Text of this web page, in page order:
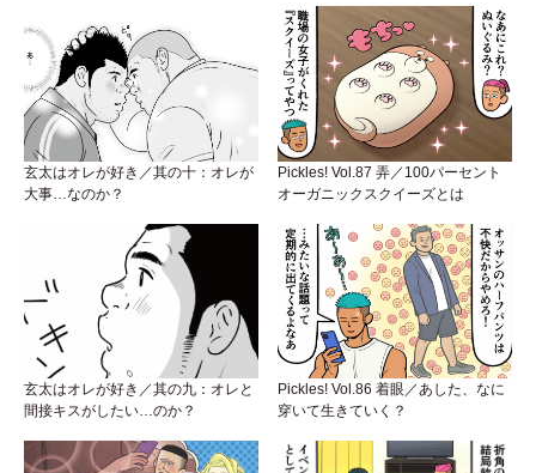
玄太はオレが好き／其の十：オレが
大事…なのか？
Pickles! Vol.87 弄／100パーセント
オーガニックスクイーズとは
玄太はオレが好き／其の九：オレと
間接キスがしたい…のか？
Pickles! Vol.86 着眼／あした、なに
穿いて生きていく？